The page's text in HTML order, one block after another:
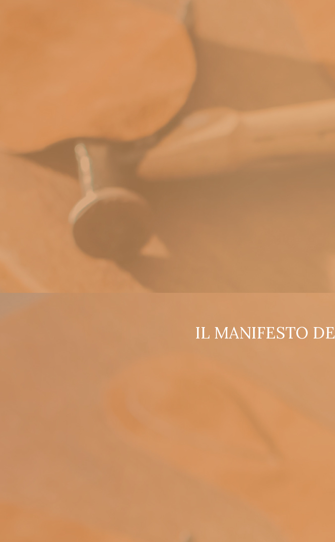
LA BEL